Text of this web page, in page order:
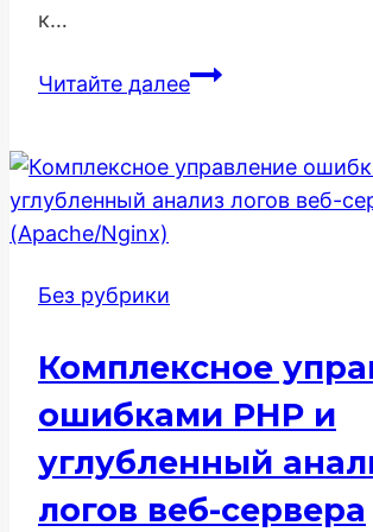
к…
Читайте далееSEO-
услуг:
Стратегия
Без рубрики
Комплексное
ошибками PHP и
углубленный
логов веб-сервера